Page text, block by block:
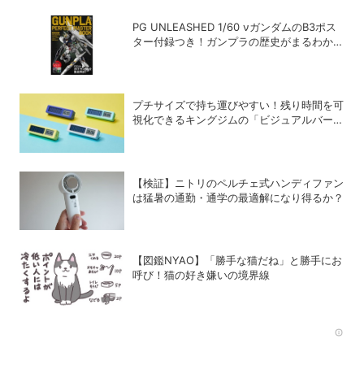
PG UNLEASHED 1/60 νガンダムのB3ポス
ター付録つき！ガンプラの歴史がまるわかり
プチサイズで持ち運びやすい！残り時間を可
視化できるキングジムの「ビジュアルバータ
【検証】ニトリのペルチェ式ハンディファン
は猛暑の通勤・通学の最適解になり得るか？
【図鑑NYAO】「勝手な猫だね」と勝手にお
呼び！猫の好き嫌いの境界線